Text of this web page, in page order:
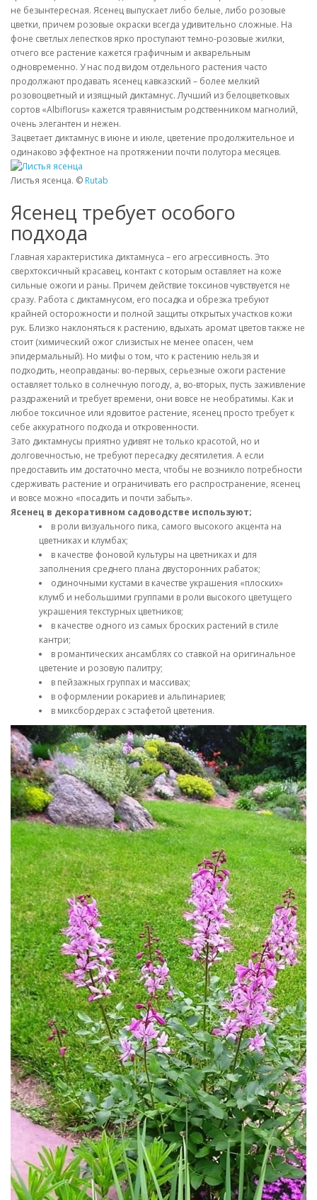
не безынтересная. Ясенец выпускает либо белые, либо розовые
цветки, причем розовые окраски всегда удивительно сложные. На
фоне светлых лепестков ярко проступают темно-розовые жилки,
отчего все растение кажется графичным и акварельным
одновременно. У нас под видом отдельного растения часто
продолжают продавать ясенец кавказский – более мелкий
розовоцветный и изящный диктамнус. Лучший из белоцветковых
сортов «Albiflorus» кажется травянистым родственником магнолий,
очень элегантен и нежен.
Зацветает диктамнус в июне и июле, цветение продолжительное и
одинаково эффектное на протяжении почти полутора месяцев.
Листья ясенца. © Rutab
Ясенец требует особого
подхода
Главная характеристика диктамнуса – его агрессивность. Это
сверхтоксичный красавец, контакт с которым оставляет на коже
сильные ожоги и раны. Причем действие токсинов чувствуется не
сразу. Работа с диктамнусом, его посадка и обрезка требуют
крайней осторожности и полной защиты открытых участков кожи
рук. Близко наклоняться к растению, вдыхать аромат цветов также не
стоит (химический ожог слизистых не менее опасен, чем
эпидермальный). Но мифы о том, что к растению нельзя и
подходить, неоправданы: во-первых, серьезные ожоги растение
оставляет только в солнечную погоду, а, во-вторых, пусть заживление
раздражений и требует времени, они вовсе не необратимы. Как и
любое токсичное или ядовитое растение, ясенец просто требует к
себе аккуратного подхода и откровенности.
Зато диктамнусы приятно удивят не только красотой, но и
долговечностью, не требуют пересадку десятилетия. А если
предоставить им достаточно места, чтобы не возникло потребности
сдерживать растение и ограничивать его распространение, ясенец
и вовсе можно «посадить и почти забыть».
Ясенец в декоративном садоводстве используют;
в роли визуального пика, самого высокого акцента на
цветниках и клумбах;
в качестве фоновой культуры на цветниках и для
заполнения среднего плана двусторонних рабаток;
одиночными кустами в качестве украшения «плоских»
клумб и небольшими группами в роли высокого цветущего
украшения текстурных цветников;
в качестве одного из самых броских растений в стиле
кантри;
в романтических ансамблях со ставкой на оригинальное
цветение и розовую палитру;
в пейзажных группах и массивах;
в оформлении рокариев и альпинариев;
в миксбордерах с эстафетой цветения.